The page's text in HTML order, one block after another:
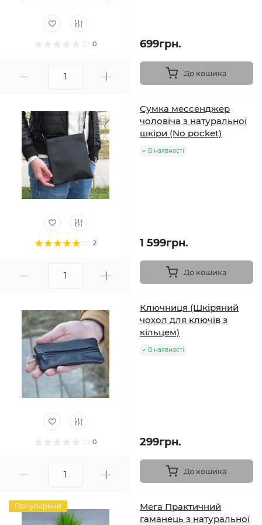
0 699грн.
До кошика
2
Сумка мессенджер
чоловіча з натуральної
шкіри (No pocket)
В наявності
1 599грн.
До кошика
0
Ключниця (Шкіряний
чохол для ключів з
кільцем)
В наявності
299грн.
До кошика
Популярний
Мега Практичний
гаманець з натуральної